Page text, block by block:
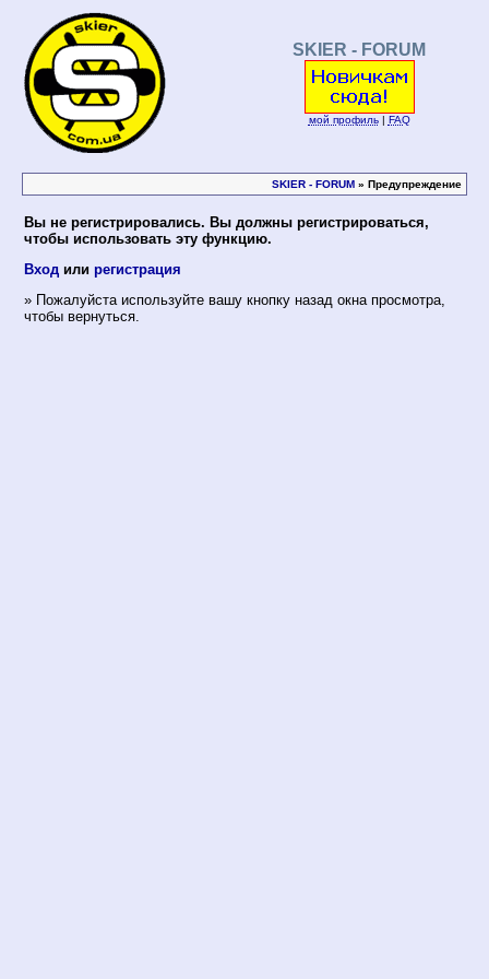
SKIER - FORUM
мой профиль| FAQ
SKIER - FORUM » Предупреждение
Вы не регистрировались. Вы должны регистрироваться,
чтобы использовать эту функцию.
Вход или регистрация
» Пожалуйста используйте вашу кнопку назад окна просмотра,
чтобы вернуться.